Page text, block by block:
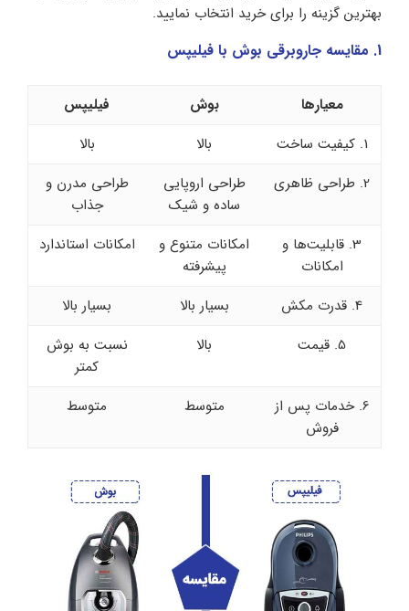
بهترین گزینه را برای خرید انتخاب نمایید.
1. مقایسه جاروبرقی بوش با فیلیپس
معیارها بوش
فیلیپس
1. کیفیت ساخت
بالا
بالا
2. طراحی ظاهری
طراحی اروپایی
ساده و شیک
طراحی مدرن و
جذاب
3. قابلیت‌ها و
امکانات
امکانات متنوع و
پیشرفته
امکانات استاندارد
4. قدرت مکش بسیار بالا
بسیار بالا
5. قیمت
بالا
نسبت به بوش
کمتر
6. خدمات پس از
فروش
متوسط متوسط